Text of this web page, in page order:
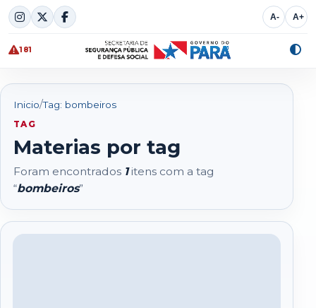
Skip
to
content
A- A+
181
Inicio/Tag: bombeiros
TAG
Materias por tag
Foram encontrados 1itens com a tag
“bombeiros”